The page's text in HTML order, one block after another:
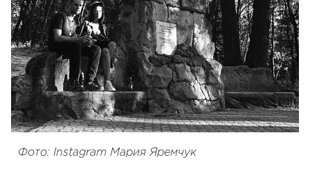
Фото: Instagram Мария Яремчук